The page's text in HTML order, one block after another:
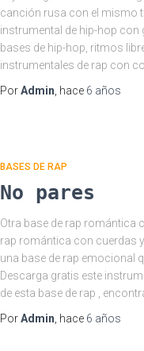
canción rusa con el mismo
instrumental de hip-hop con
bases de hip-hop, ritmos
instrumentales de rap con
PorAdmin , hace 6 años
BASES DE RAP
No pares
Otra base de rap romántica
rap romántica con cuerdas
una base de rap emocional
Descarga gratis este
de esta base de rap ,
PorAdmin , hace 6 años